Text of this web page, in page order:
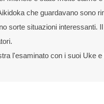
che guardavano sono
sorte situazioni interessanti.
l'esaminato con i suoi Uke